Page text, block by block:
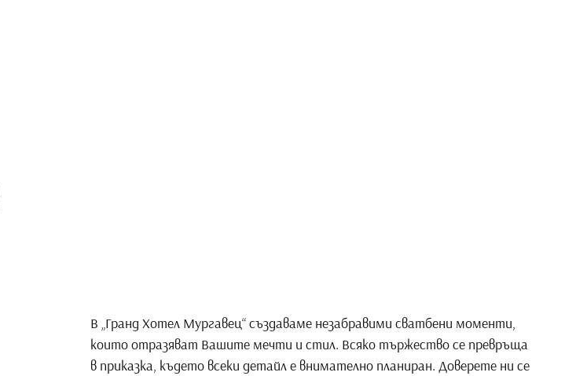
В „Гранд Хотел Мургавец“ създаваме незабравими сватбени моменти,
които отразяват Вашите мечти и стил. Всяко тържество се превръща
в приказка, където всеки детайл е внимателно планиран. Доверете ни се